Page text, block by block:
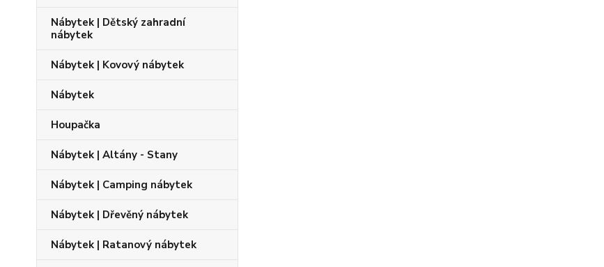
Nábytek | Dětský zahradní
nábytek
Nábytek | Kovový nábytek
Nábytek
Houpačka
Nábytek | Altány - Stany
Nábytek | Camping nábytek
Nábytek | Dřevěný nábytek
Nábytek | Ratanový nábytek